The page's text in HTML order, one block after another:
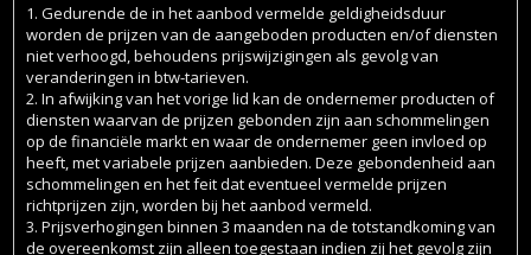
1. Gedurende de in het aanbod vermelde geldigheidsduur
worden de prijzen van de aangeboden producten en/of diensten
niet verhoogd, behoudens prijswijzigingen als gevolg van
veranderingen in btw-tarieven.
2. In afwijking van het vorige lid kan de ondernemer producten of
diensten waarvan de prijzen gebonden zijn aan schommelingen
op de financiële markt en waar de ondernemer geen invloed op
heeft, met variabele prijzen aanbieden. Deze gebondenheid aan
schommelingen en het feit dat eventueel vermelde prijzen
richtprijzen zijn, worden bij het aanbod vermeld.
3. Prijsverhogingen binnen 3 maanden na de totstandkoming van
de overeenkomst zijn alleen toegestaan indien zij het gevolg zijn